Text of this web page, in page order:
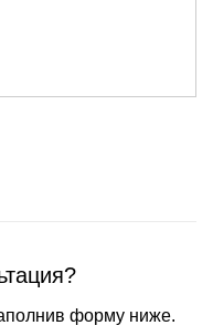
форму ниже.